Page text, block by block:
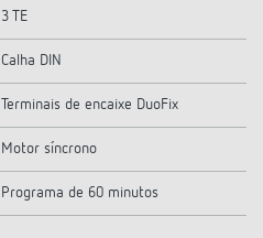
3 TE
Calha DIN
Terminais de encaixe DuoFix
Motor síncrono
Programa de 60 minutos